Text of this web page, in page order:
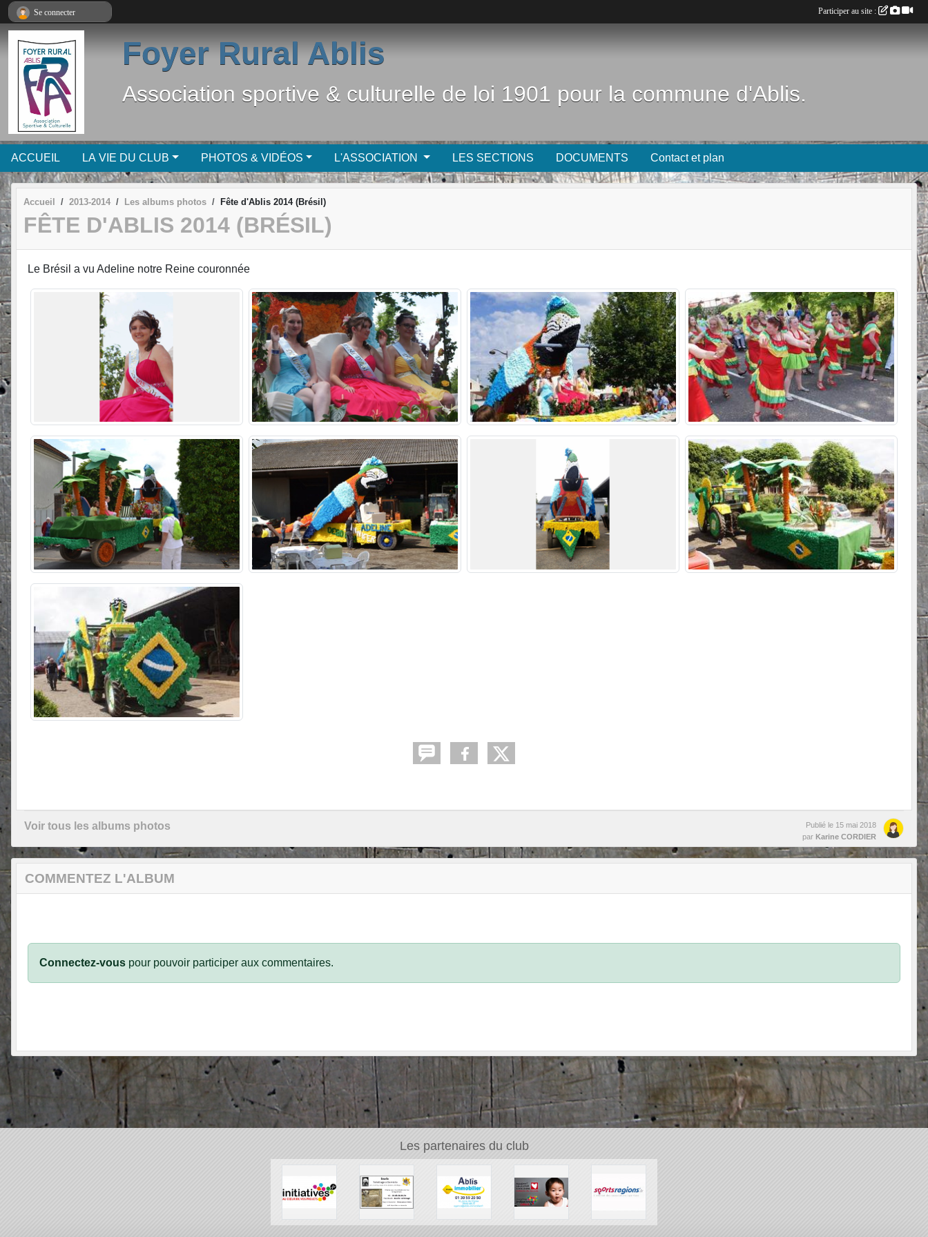
Foyer Rural Ablis
Association sportive & culturelle de loi 1901 pour la commune d'Ablis.
ACCUEIL LA VIE DU CLUB PHOTOS & VIDÉOS L'ASSOCIATION LES SECTIONS DOCUMENTS Contact et plan
Accueil 2013-2014 Les albums photos Fête d'Ablis 2014 (Brésil)
FÊTE D'ABLIS 2014 (BRÉSIL)
Le Brésil a vu Adeline notre Reine couronnée
Voir tous les albums photos Publié le 15 mai 2018
par Karine CORDIER
COMMENTEZ L'ALBUM
Connectez-vous pour pouvoir participer aux commentaires.
Les partenaires du club
Se connecter Participer au site :
Panneau de gestion des cookies